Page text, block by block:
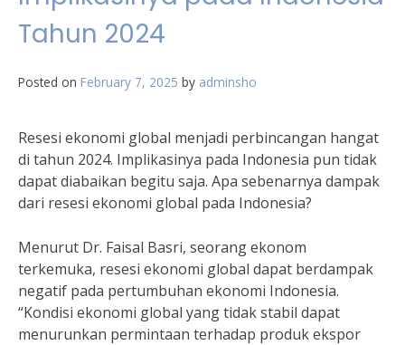
Tahun 2024
Posted on February 7, 2025 by adminsho
Resesi ekonomi global menjadi perbincangan hangat
di tahun 2024. Implikasinya pada Indonesia pun tidak
dapat diabaikan begitu saja. Apa sebenarnya dampak
dari resesi ekonomi global pada Indonesia?
Menurut Dr. Faisal Basri, seorang ekonom
terkemuka, resesi ekonomi global dapat berdampak
negatif pada pertumbuhan ekonomi Indonesia.
“Kondisi ekonomi global yang tidak stabil dapat
menurunkan permintaan terhadap produk ekspor